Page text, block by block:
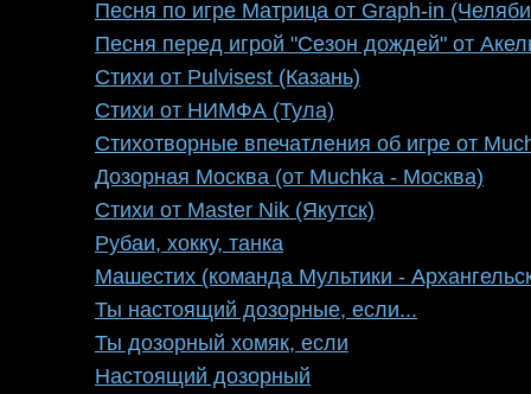
Песня по игре Матрица от Graph-in
Песня перед игрой "Сезон дождей" от
Стихи от Pulvisest (Казань)
Стихи от НИМФА (Тула)
Стихотворные впечатления об игре от
Дозорная Москва (от Muchka - Москва)
Стихи от Master Nik (Якутск)
Рубаи, хокку, танка
Машестих (команда Мультики -
Ты настоящий дозорные, если...
Ты дозорный хомяк, если
Настоящий дозорный